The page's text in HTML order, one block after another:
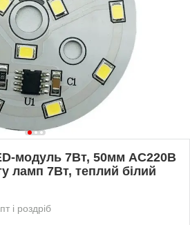
модуль 7Вт, 50мм AC220В
ламп 7Вт, теплий білий
і роздріб